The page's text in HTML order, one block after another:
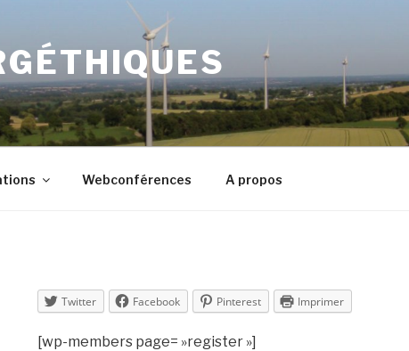
Webconférences A propos
Twitter Facebook Pinterest Imprimer
[wp-members page= »register »]